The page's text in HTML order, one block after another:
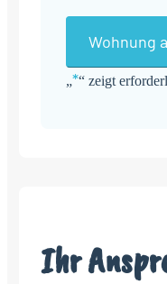
„*“ zeigt
Wohnung
Ihr